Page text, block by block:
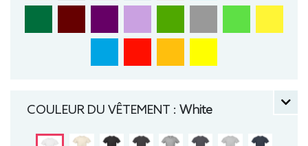
COULEUR DU VÊTEMENT : White